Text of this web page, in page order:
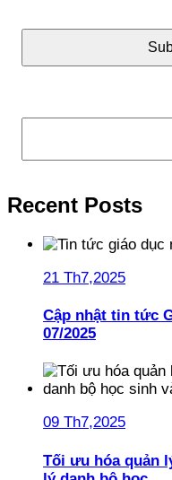
Tìm kiếm
Recent Posts
21 Th7,2025
Cập nhật tin tức
07/2025
09 Th7,2025
Tối ưu hóa quản